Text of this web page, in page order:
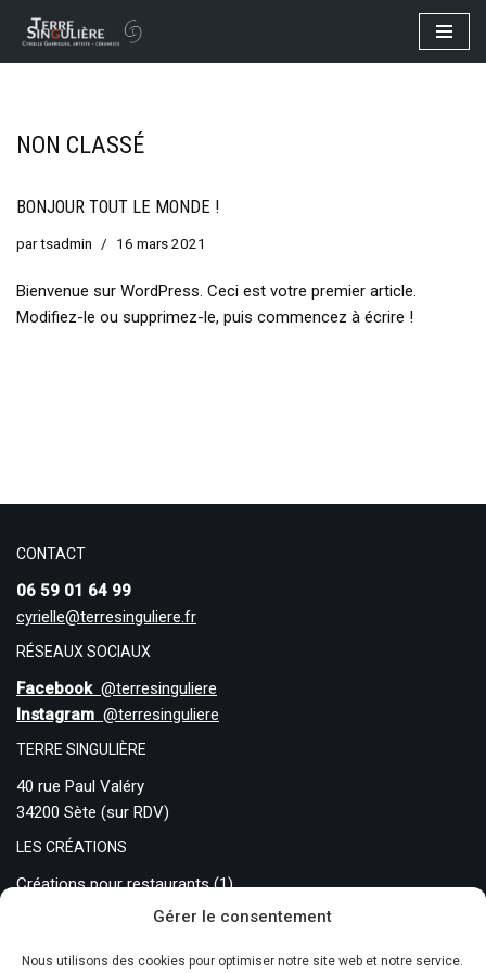
Gérer le consentement
Nous utilisons des cookies pour optimiser notre site web et notre service.
Aller
NON CLASSÉ
BONJOUR TOUT LE MONDE !
partsadmin 16 mars 2021
Bienvenue sur WordPress. Ceci est votre premier article.
Modifiez-le ou supprimez-le, puis commencez à écrire !
CONTACT
06 59 01 64 99
cyrielle@terresinguliere.fr
RÉSEAUX SOCIAUX
Facebook@terresinguliere
Instagram @terresinguliere
TERRE SINGULIÈRE
40 rue Paul Valéry
34200 Sète (sur RDV)
LES CRÉATIONS
Créations pour restaurants (1)
Créations sur commande (0)
Pièces traditionnelles (11)